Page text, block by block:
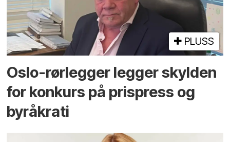
PLUSS
Oslo-rørlegger legger skylden
for konkurs på prispress og
byråkrati